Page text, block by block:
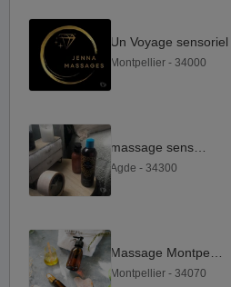
Montpellier - 34000
Agde - 34300
Montpellier - 34070